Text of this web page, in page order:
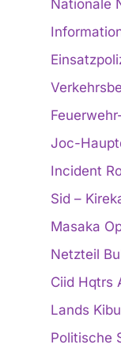
Nationale
Joc-
Incident
Sid –
Masaka
Netzteil
Ciid Hqtrs
Lands
Politische